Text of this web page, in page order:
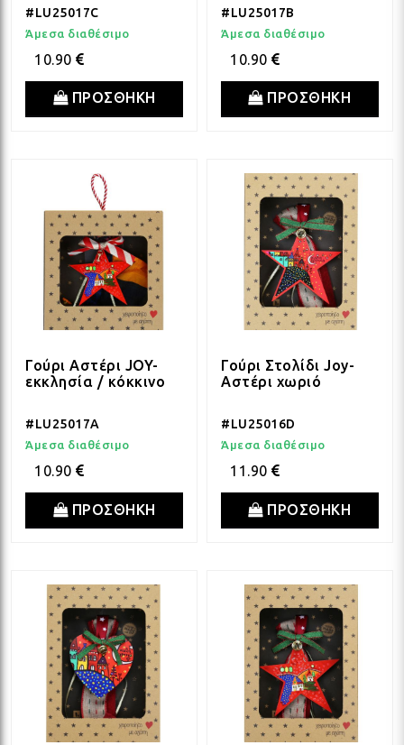
#LU25017C
Άμεσα διαθέσιμο
10.90
ΠΡΟΣΘΗΚΗ
#LU25017B
Άμεσα διαθέσιμο
10.90
ΠΡΟΣΘΗΚΗ
Γούρι Αστέρι JOY-
εκκλησία / κόκκινο
#LU25017A
Άμεσα διαθέσιμο
10.90
ΠΡΟΣΘΗΚΗ
Γούρι Στολίδι Joy-
Αστέρι χωριό
#LU25016D
Άμεσα διαθέσιμο
11.90
ΠΡΟΣΘΗΚΗ